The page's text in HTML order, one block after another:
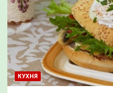
КУХНЯ